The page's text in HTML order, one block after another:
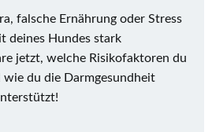
falsche Ernährung oder Stress
deines Hundes stark
jetzt, welche Risikofaktoren du
du die Darmgesundheit